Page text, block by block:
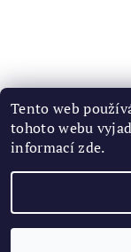
Tento web
tohoto webu
informacízde.